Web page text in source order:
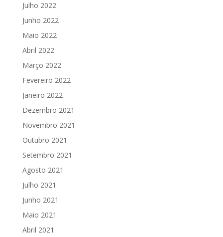
Julho 2022
Junho 2022
Maio 2022
Abril 2022
Março 2022
Fevereiro 2022
Janeiro 2022
Dezembro 2021
Novembro 2021
Outubro 2021
Setembro 2021
Agosto 2021
Julho 2021
Junho 2021
Maio 2021
Abril 2021